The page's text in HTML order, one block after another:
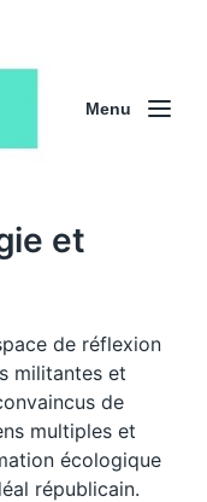
Menu
et
de réflexion
militantes et
de
multiples et
écologique
républicain.